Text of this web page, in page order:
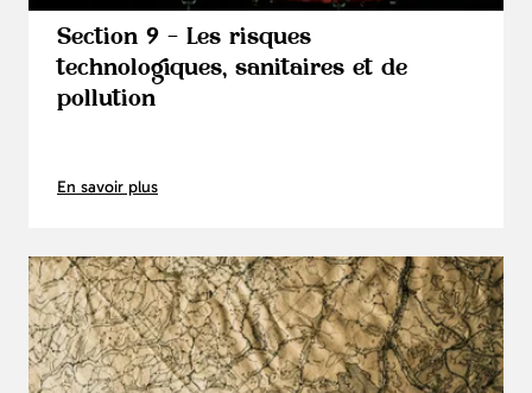
Section 9 - Les risques
technologiques, sanitaires et de
pollution
En savoir plus